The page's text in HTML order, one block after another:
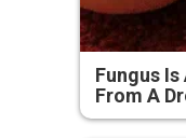
Fungus
From A